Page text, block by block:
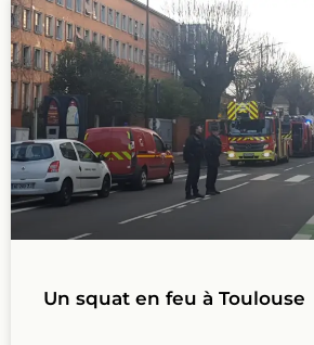
Un squat en feu à Toulouse